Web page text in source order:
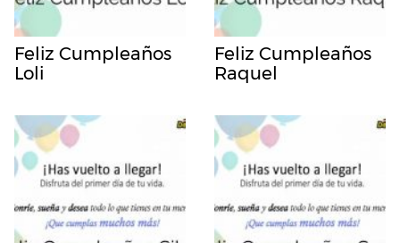
Feliz Cumpleaños
Loli
Feliz Cumpleaños
Raquel